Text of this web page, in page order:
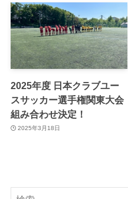
2025年度 日本クラブユー
スサッカー選手権関東大会
組み合わせ決定！
2025年3月18日